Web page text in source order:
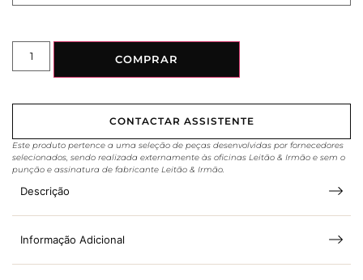
COMPRAR
CONTACTAR ASSISTENTE
Este produto pertence a uma seleção de peças desenvolvidas por fornecedores
selecionados, sendo realizada externamente às oficinas Leitão & Irmão e sem o
punção e assinatura de fabricante Leitão & Irmão.
Descrição
Informação Adicional